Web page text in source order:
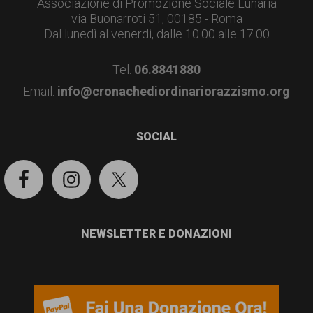
cittadinanza
Associazione di Promozione Sociale Lunaria
via Buonarroti 51, 00185 - Roma
Dal lunedì al venerdì, dalle 10.00 alle 17.00
Tel. 06.8841880
Email: info@cronachediordinariorazzismo.org
SOCIAL
NEWSLETTER E DONAZIONI